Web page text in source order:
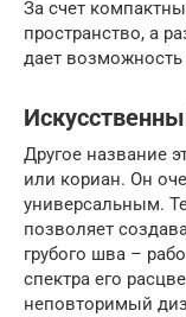
За счет
пространство, а
дает
Другое название
или кориан. Он
универсальным.
позволяет
грубого шва –
спектра его
неповторимый